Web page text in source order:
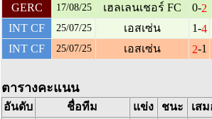
GERC
17/08/25 เฮลเลนเชอร์ FC 0-2
INT CF
25/07/25 เอสเซ่น 1-4
INT CF
25/07/25 เอสเซ่น 2-1
ตารางคะแนน
อันดับ ชื่อทีม แข่ง ชนะ เส